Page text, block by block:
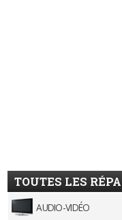
TOUTES LES
AUDIO-VIDÉO